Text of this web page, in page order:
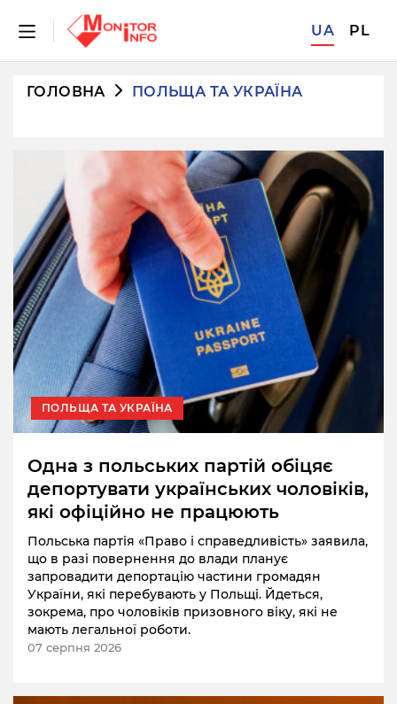
UA PL
ГОЛОВНА ПОЛЬЩА ТА УКРАЇНА
ПОЛЬЩА ТА УКРАЇНА
Одна з польських партій обіцяє
депортувати українських чоловіків,
які офіційно не працюють
Польська партія «Право і справедливість» заявила,
що в разі повернення до влади планує
запровадити депортацію частини громадян
України, які перебувають у Польщі. Йдеться,
зокрема, про чоловіків призовного віку, які не
мають легальної роботи.
07 серпня 2026